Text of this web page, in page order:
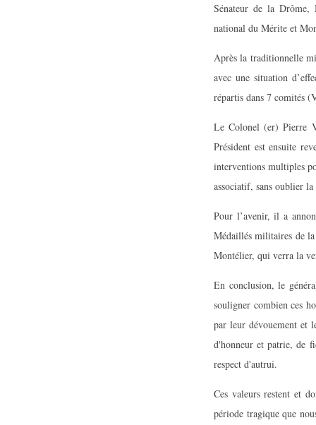
Sénateur de la Drôme,
national du Mérite et
Après la traditionnelle
avec une situation
répartis dans 7 comités
Le Colonel (er) Pierre
Président est ensuite
interventions multiples
associatif, sans oublier
Pour l’avenir, il a
Médaillés militaires de
Montélier, qui verra la
En conclusion, le
souligner combien ces
par leur dévouement et
d'honneur et patrie, de
respect d'autrui.
Ces valeurs restent et
période tragique que